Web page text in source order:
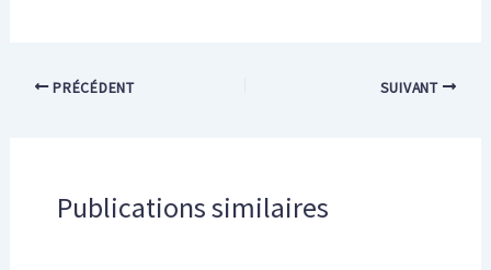
PRÉCÉDENT SUIVANT
Publications similaires